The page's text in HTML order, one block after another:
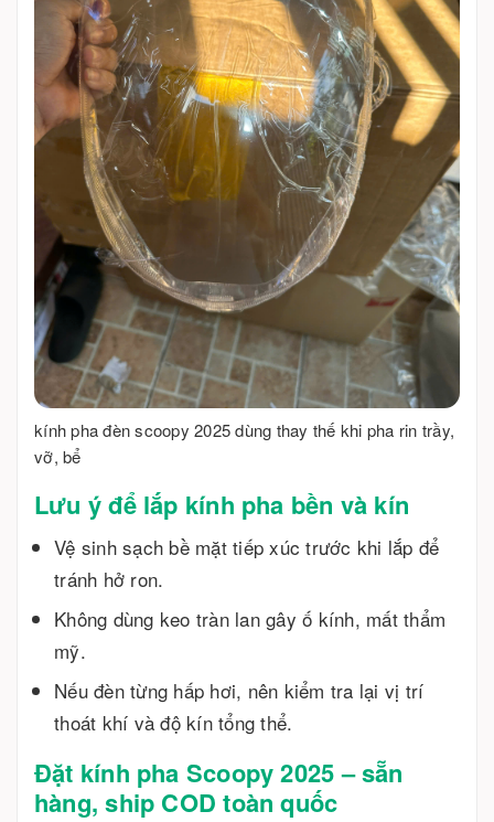
kính pha đèn scoopy 2025 dùng thay thế khi pha rin trầy,
vỡ, bể
Lưu ý để lắp kính pha bền và kín
Vệ sinh sạch bề mặt tiếp xúc trước khi lắp để
tránh hở ron.
Không dùng keo tràn lan gây ố kính, mất thẩm
mỹ.
Nếu đèn từng hấp hơi, nên kiểm tra lại vị trí
thoát khí và độ kín tổng thể.
Đặt kính pha Scoopy 2025 – sẵn
hàng, ship COD toàn quốc